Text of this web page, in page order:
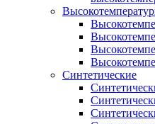
Синтетические